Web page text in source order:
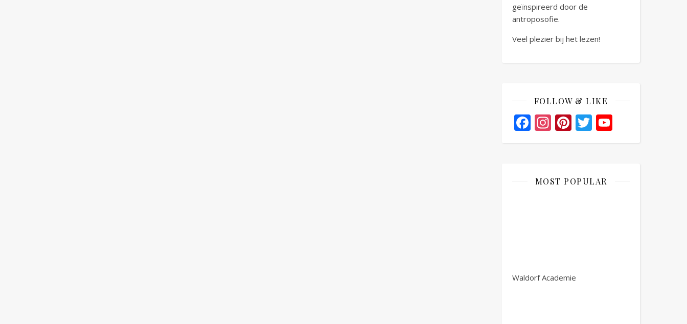
geïnspireerd door de
antroposofie.
Veel plezier bij het lezen!
FOLLOW & LIKE
Facebook
Instagram
Pinterest
Twitter
Channel
MOST POPULAR
Waldorf Academie